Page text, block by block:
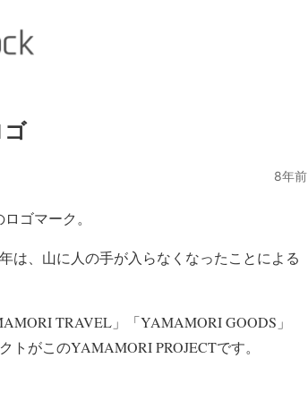
ゴ
8年前
ゴマーク。
は、山に人の手が入らなくなったことによる
TRAVEL」「YAMAMORI GOODS」
がこのYAMAMORI PROJECTです。